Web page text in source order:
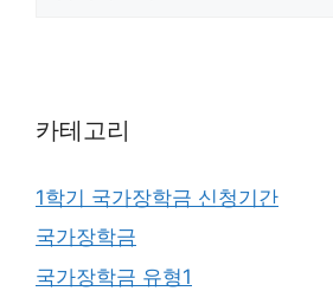
카테고리
1학기 국가장학금 신청기간
국가장학금
국가장학금 유형1